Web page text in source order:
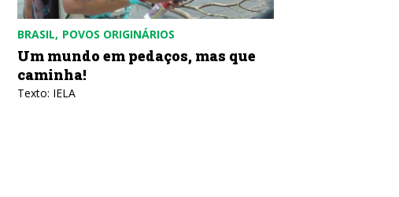
BRASIL POVOS ORIGINÁRIOS
Um mundo em pedaços, mas que
caminha!
Texto: IELA